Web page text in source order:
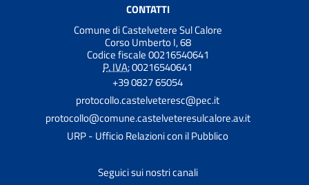
CONTATTI
Comune di Castelvetere Sul Calore
Corso Umberto I, 68
Codice fiscale 00216540641
P. IVA:00216540641
+39 0827 65054
protocollo.castelveteresc@pec.it
protocollo@comune.castelveteresulcalore.av.it
URP - Ufficio Relazioni con il Pubblico
Seguici sui nostri canali